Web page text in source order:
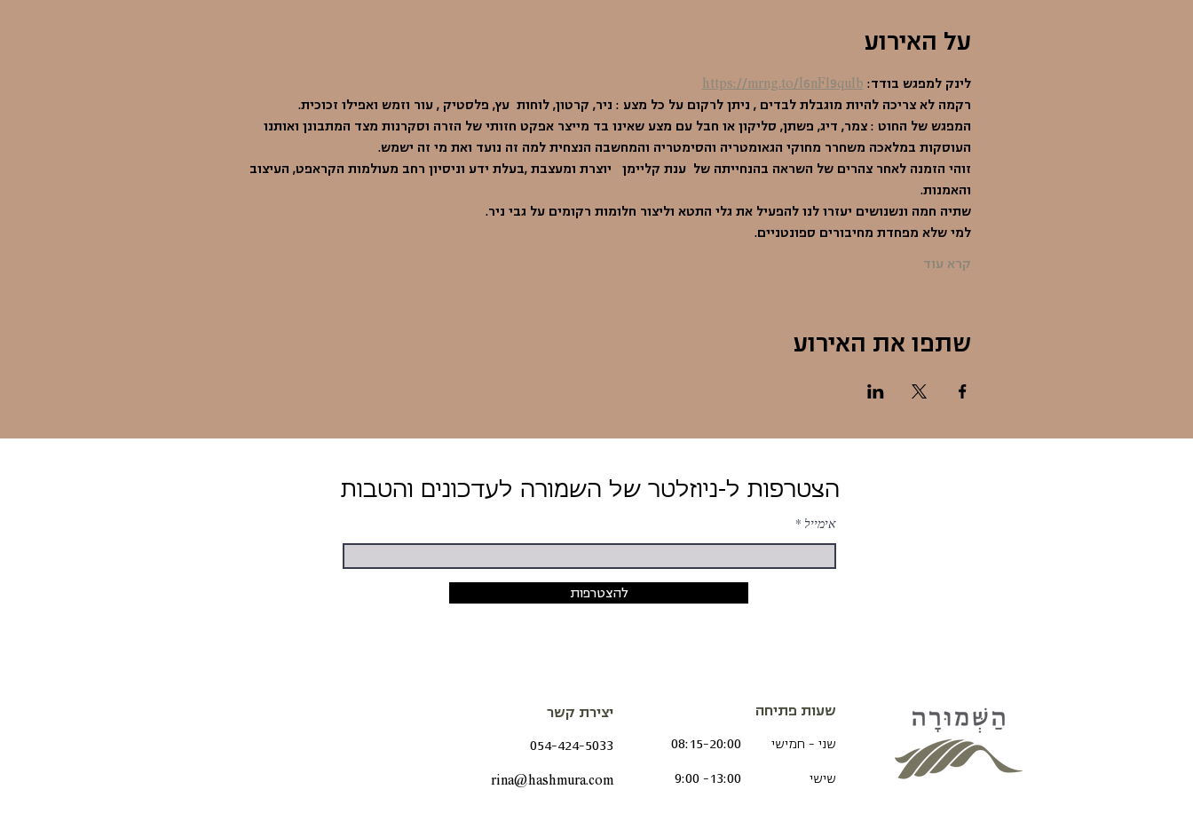
על האירוע
לינק למפגש בודד: https://mrng.to/I6nFl9qulb
רקמה לא צריכה להיות מוגבלת לבדים , ניתן לרקום על כל מצע : ניר, קרטון, לוחות  עץ, פלסטיק , עור וזמש ואפילו זכוכית.
המפגש של החוט : צמר, דיג, פשתן, סליקון או חבל עם מצע שאינו בד מייצר אפקט חזותי של הזרה וסקרנות מצד המתבונן ואותנו
העוסקות במלאכה משחרר מחוקי הגאומטריה והסימטריה והמחשבה הנצחית למה זה נועד ואת מי זה ישמש.
זוהי הזמנה לאחר צהרים של השראה בהנחייתה של  ענת קליימן   יוצרת ומעצבת ,בעלת ידע וניסיון רחב מעולמות הקראפט, העיצוב
והאמנות.
שתיה חמה ונשנושים יעזרו לנו להפעיל את גלי התטא וליצור חלומות רקומים על גבי ניר.
למי שלא מפחדת מחיבורים ספונטניים.
קרא עוד
שתפו את האירוע
אימייל
להצטרפות
יצירת קשר
054-424-5033
rina@hashmura.com
שעות פתיחה
08:15-20:00 שני - חמישי
9:00 -13:00 שישי